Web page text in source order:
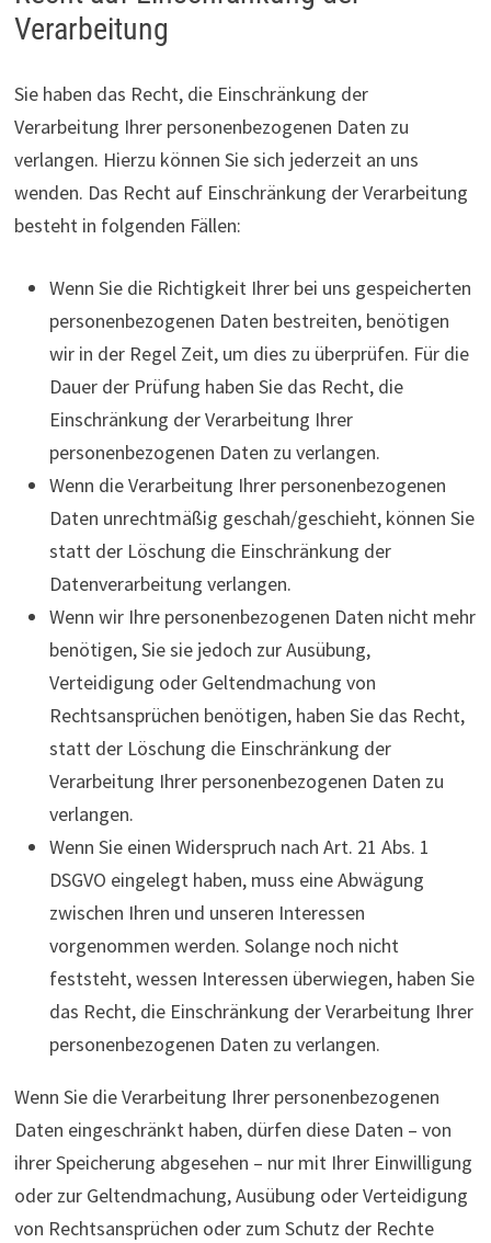
Verarbeitung
Sie haben das Recht, die Einschränkung der
Verarbeitung Ihrer personenbezogenen Daten zu
verlangen. Hierzu können Sie sich jederzeit an uns
wenden. Das Recht auf Einschränkung der Verarbeitung
besteht in folgenden Fällen:
Wenn Sie die Richtigkeit Ihrer bei uns gespeicherten
personenbezogenen Daten bestreiten, benötigen
wir in der Regel Zeit, um dies zu überprüfen. Für die
Dauer der Prüfung haben Sie das Recht, die
Einschränkung der Verarbeitung Ihrer
personenbezogenen Daten zu verlangen.
Wenn die Verarbeitung Ihrer personenbezogenen
Daten unrechtmäßig geschah/geschieht, können Sie
statt der Löschung die Einschränkung der
Datenverarbeitung verlangen.
Wenn wir Ihre personenbezogenen Daten nicht mehr
benötigen, Sie sie jedoch zur Ausübung,
Verteidigung oder Geltendmachung von
Rechtsansprüchen benötigen, haben Sie das Recht,
statt der Löschung die Einschränkung der
Verarbeitung Ihrer personenbezogenen Daten zu
verlangen.
Wenn Sie einen Widerspruch nach Art. 21 Abs. 1
DSGVO eingelegt haben, muss eine Abwägung
zwischen Ihren und unseren Interessen
vorgenommen werden. Solange noch nicht
feststeht, wessen Interessen überwiegen, haben Sie
das Recht, die Einschränkung der Verarbeitung Ihrer
personenbezogenen Daten zu verlangen.
Wenn Sie die Verarbeitung Ihrer personenbezogenen
Daten eingeschränkt haben, dürfen diese Daten – von
ihrer Speicherung abgesehen – nur mit Ihrer Einwilligung
oder zur Geltendmachung, Ausübung oder Verteidigung
von Rechtsansprüchen oder zum Schutz der Rechte